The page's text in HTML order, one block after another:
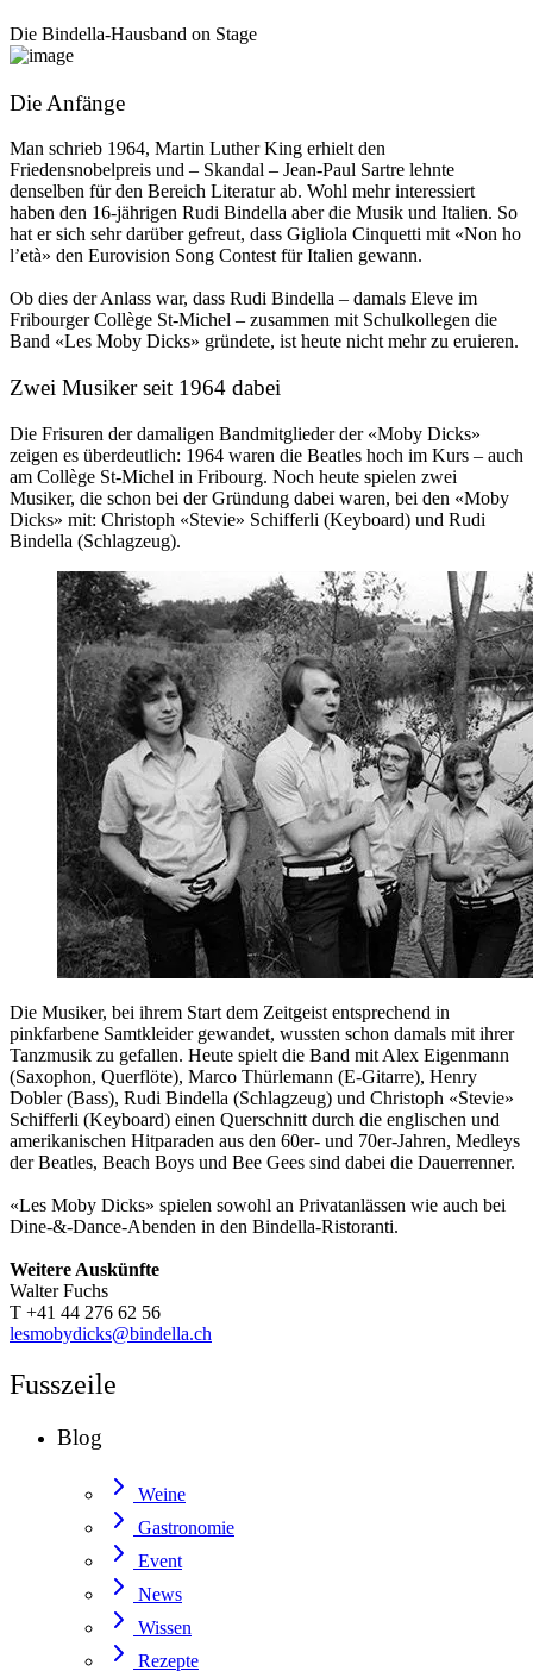
Die Bindella-Hausband on Stage
Die Anfänge
Man schrieb 1964, Martin Luther King erhielt den
Friedensnobelpreis und – Skandal – Jean-Paul Sartre lehnte
denselben für den Bereich Literatur ab. Wohl mehr interessiert
haben den 16-jährigen Rudi Bindella aber die Musik und Italien. So
hat er sich sehr darüber gefreut, dass Gigliola Cinquetti mit «Non ho
l’età» den Eurovision Song Contest für Italien gewann.
Ob dies der Anlass war, dass Rudi Bindella – damals Eleve im
Fribourger Collège St-Michel – zusammen mit Schulkollegen die
Band «Les Moby Dicks» gründete, ist heute nicht mehr zu eruieren.
Zwei Musiker seit 1964 dabei
Die Frisuren der damaligen Bandmitglieder der «Moby Dicks»
zeigen es überdeutlich: 1964 waren die Beatles hoch im Kurs – auch
am Collège St-Michel in Fribourg. Noch heute spielen zwei
Musiker, die schon bei der Gründung dabei waren, bei den «Moby
Dicks» mit: Christoph «Stevie» Schifferli (Keyboard) und Rudi
Bindella (Schlagzeug).
Die Musiker, bei ihrem Start dem Zeitgeist entsprechend in
pinkfarbene Samtkleider gewandet, wussten schon damals mit ihrer
Tanzmusik zu gefallen. Heute spielt die Band mit Alex Eigenmann
(Saxophon, Querflöte), Marco Thürlemann (E-Gitarre), Henry
Dobler (Bass), Rudi Bindella (Schlagzeug) und Christoph «Stevie»
Schifferli (Keyboard) einen Querschnitt durch die englischen und
amerikanischen Hitparaden aus den 60er- und 70er-Jahren, Medleys
der Beatles, Beach Boys und Bee Gees sind dabei die Dauerrenner.
«Les Moby Dicks» spielen sowohl an Privatanlässen wie auch bei
Dine-&-Dance-Abenden in den Bindella-Ristoranti.
Weitere Auskünfte
Walter Fuchs
T +41 44 276 62 56
lesmobydicks@bindella.ch
Fusszeile
Blog
Weine
Gastronomie
Event
News
Wissen
Rezepte